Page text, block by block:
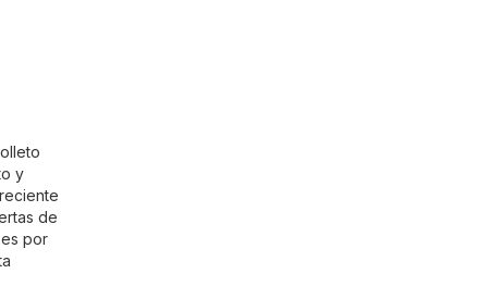
y
de
por